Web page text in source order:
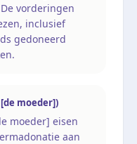
vorderingen
inclusief
gedoneerd
moeder])
moeder] eisen
aan